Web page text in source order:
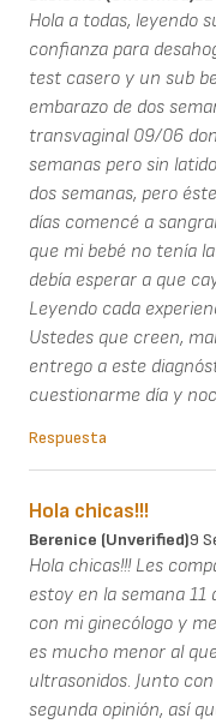
Hola a todas, leyendo
confianza para
test casero y un sub
embarazo de dos
transvaginal 09/06
semanas pero sin
dos semanas, pero
días comencé a
que mi bebé no tenía
debía esperar a que
Leyendo cada
Ustedes que creen,
entrego a este
cuestionarme día y
Respuesta
Hola chicas!!!
Berenice (unverified)9
Hola chicas!!! Les
estoy en la semana 11
con mi ginecólogo y
es mucho menor al
ultrasonidos. Junto
segunda opinión, así